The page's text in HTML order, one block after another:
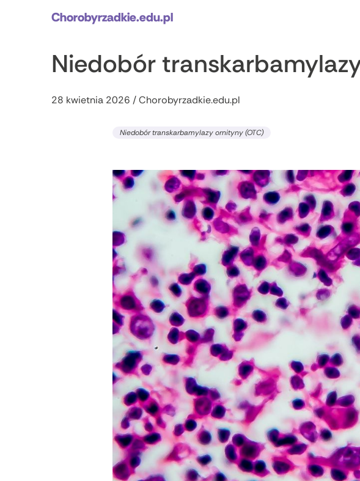
Chorobyrzadkie.edu.pl
Niedobór
28 kwietnia 2026 / Chorobyrzadkie.edu.pl
Niedobór transkarbamylazy ornityny (OTC)